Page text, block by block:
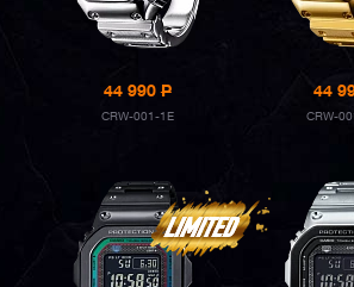
44 990P
CRW-001-1E
44
CRW-